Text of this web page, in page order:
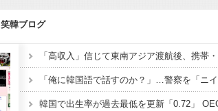
笑韓ブログ